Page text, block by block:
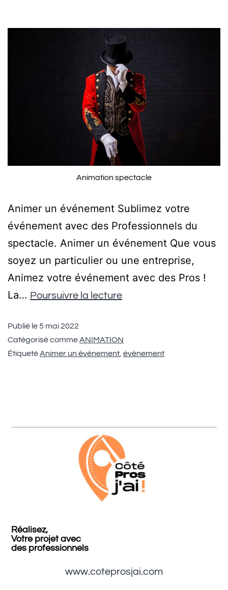
Animation spectacle
Animer un événement Sublimez votre
événement avec des Professionnels du
spectacle. Animer un événement Que vous
soyez un particulier ou une entreprise,
Animez votre événement avec des Pros !
La… Poursuivre la lecture
Publié le5 mai 2022
Catégorisé commeANIMATION
ÉtiquetéAnimer un événement, événement
Réalisez,
Votre projet avec
des professionnels
www.coteprosjai.com